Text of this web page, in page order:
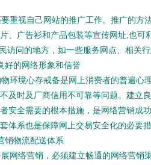
重视自己网站的推广工作。推广的方
、广告衫和产品包装等宣传网址;也
访问的地方，如一些服务网点、相关
的网络形象和信誉
环境心存戒备是网上消费者的普遍心
及时及厂商信用不可靠等问题。建立
安全需要的根本措施，是网络营销成
体系也是保障网上交易安全化的必要措
物流配送体系
网络营销，必须建立畅通的网络营销